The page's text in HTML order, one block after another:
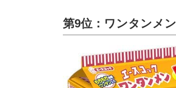
第9位：ワンタンメン